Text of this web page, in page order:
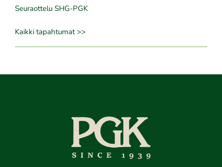
Seuraottelu SHG-PGK
Kaikki tapahtumat >>